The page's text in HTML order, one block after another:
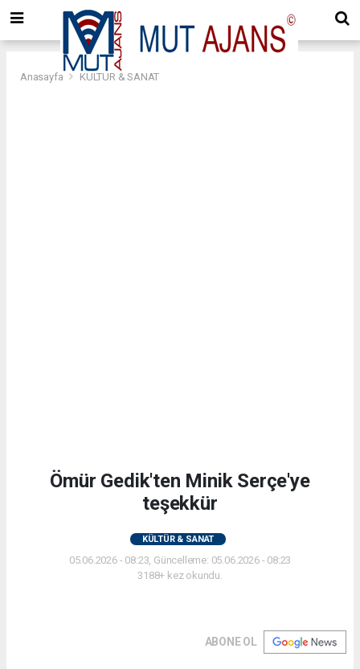
Anasayfa KÜLTÜR & SANAT
Ömür Gedik'ten Minik Serçe'ye
teşekkür
KÜLTÜR & SANAT
05.06.2026 - 08:23, Güncelleme: 05.06.2026 - 08:23
3188+ kez okundu.
ABONE OL